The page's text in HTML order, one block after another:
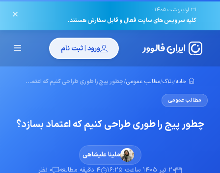
31 اردیبهشت 1405 ·
کلیه سرویس های سایت فعال و قابل سفارش هستند. ✕
ورود | ثبت نام
خانه/بلاگ/مطالب عمومی/ چطور پیج را طوری طراحی کنیم که اعتماد بسازد؟
مطالب عمومی
چطور پیج را طوری طراحی کنیم که اعتماد بسازد؟
ملینا علیشاهی
20 تیر 1405 ساعت 16:25
4 دقیقه مطالعه 0 نظر